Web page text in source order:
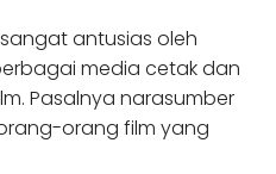
antusias oleh
media cetak dan
Pasalnya narasumber
orang film yang